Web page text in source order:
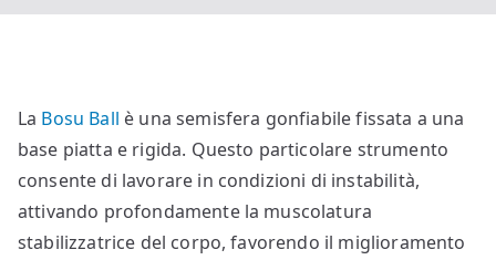
La Bosu Ball è una semisfera gonfiabile fissata a una
base piatta e rigida. Questo particolare strumento
consente di lavorare in condizioni di instabilità,
attivando profondamente la muscolatura
stabilizzatrice del corpo, favorendo il miglioramento